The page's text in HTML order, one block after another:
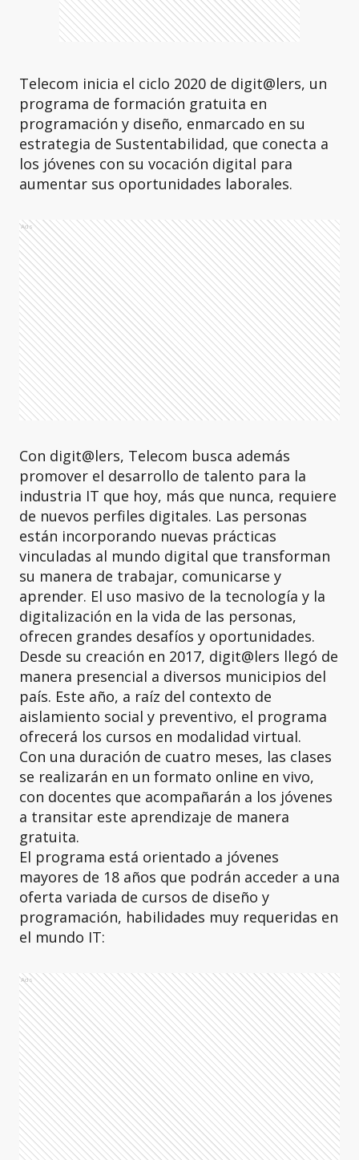
Telecom inicia el ciclo 2020 de digit@lers, un
programa de formación gratuita en
programación y diseño, enmarcado en su
estrategia de Sustentabilidad, que conecta a
los jóvenes con su vocación digital para
aumentar sus oportunidades laborales.
Ads
Con digit@lers, Telecom busca además
promover el desarrollo de talento para la
industria IT que hoy, más que nunca, requiere
de nuevos perfiles digitales. Las personas
están incorporando nuevas prácticas
vinculadas al mundo digital que transforman
su manera de trabajar, comunicarse y
aprender. El uso masivo de la tecnología y la
digitalización en la vida de las personas,
ofrecen grandes desafíos y oportunidades.
Desde su creación en 2017, digit@lers llegó de
manera presencial a diversos municipios del
país. Este año, a raíz del contexto de
aislamiento social y preventivo, el programa
ofrecerá los cursos en modalidad virtual.
Con una duración de cuatro meses, las clases
se realizarán en un formato online en vivo,
con docentes que acompañarán a los jóvenes
a transitar este aprendizaje de manera
gratuita.
El programa está orientado a jóvenes
mayores de 18 años que podrán acceder a una
oferta variada de cursos de diseño y
programación, habilidades muy requeridas en
el mundo IT:
Ads